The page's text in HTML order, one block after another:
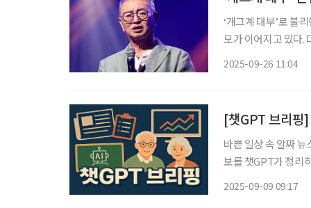
‘개그계 대부’로 불
모가 이어지고 있다.
2025-09-26 11:04
[챗GPT 브리핑
바쁜 일상 속 알짜
보를 챗GPT가 정리하고 편집
2025-09-09 09:17